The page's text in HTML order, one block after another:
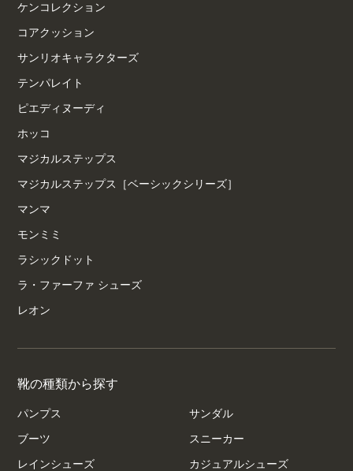
ケンコレクション
コアクッション
サンリオキャラクターズ
テンパレイト
ピエディヌーディ
ホッコ
マジカルステップス
マジカルステップス［ベーシックシリーズ］
マンマ
モンミミ
ラシックドット
ラ・ファーファ シューズ
レオン
靴の種類から探す
パンプス サンダル
ブーツ スニーカー
レインシューズ カジュアルシューズ